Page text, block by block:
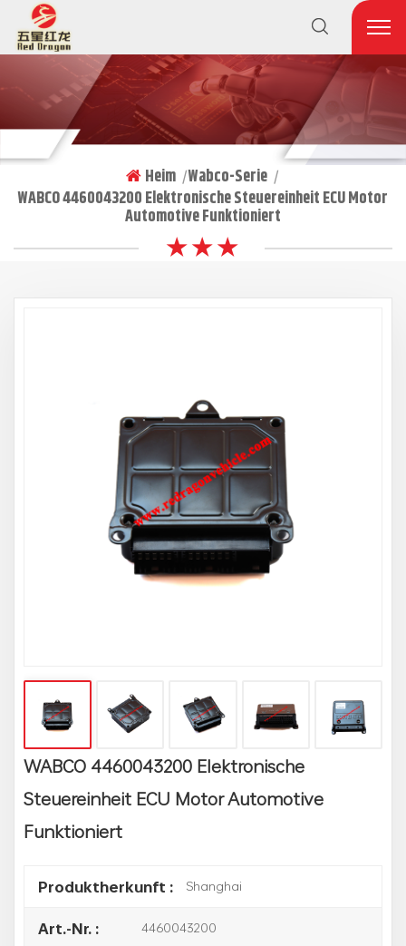
Heim | Wabco-Serie |
WABCO 4460043200 Elektronische Steuereinheit ECU Motor
Automotive Funktioniert
★ ★ ★
WABCO 4460043200 Elektronische
Steuereinheit ECU Motor Automotive
Funktioniert
Produktherkunft : Shanghai
Art.-Nr. : 4460043200